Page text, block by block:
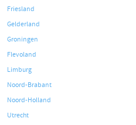
Friesland
Gelderland
Groningen
Flevoland
Limburg
Noord-Brabant
Noord-Holland
Utrecht